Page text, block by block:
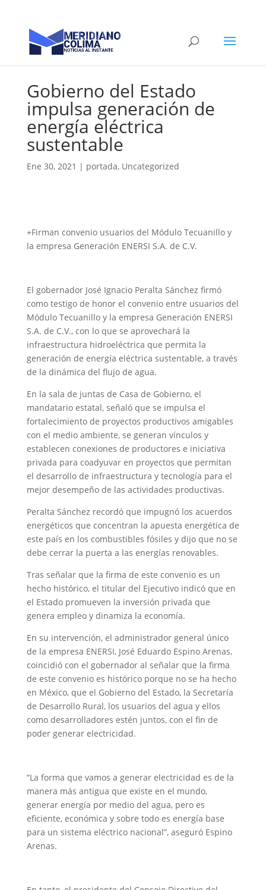
Gobierno del Estado
impulsa generación de
energía eléctrica
sustentable
Ene 30, 2021 | portada, Uncategorized
+Firman convenio usuarios del Módulo Tecuanillo y
la empresa Generación ENERSI S.A. de C.V.
El gobernador José Ignacio Peralta Sánchez firmó
como testigo de honor el convenio entre usuarios del
Módulo Tecuanillo y la empresa Generación ENERSI
S.A. de C.V., con lo que se aprovechará la
infraestructura hidroeléctrica que permita la
generación de energía eléctrica sustentable, a través
de la dinámica del flujo de agua.
En la sala de juntas de Casa de Gobierno, el
mandatario estatal, señaló que se impulsa el
fortalecimiento de proyectos productivos amigables
con el medio ambiente, se generan vínculos y
establecen conexiones de productores e iniciativa
privada para coadyuvar en proyectos que permitan
el desarrollo de infraestructura y tecnología para el
mejor desempeño de las actividades productivas.
Peralta Sánchez recordó que impugnó los acuerdos
energéticos que concentran la apuesta energética de
este país en los combustibles fósiles y dijo que no se
debe cerrar la puerta a las energías renovables.
Tras señalar que la firma de este convenio es un
hecho histórico, el titular del Ejecutivo indicó que en
el Estado promueven la inversión privada que
genera empleo y dinamiza la economía.
En su intervención, el administrador general único
de la empresa ENERSI, José Eduardo Espino Arenas,
coincidió con el gobernador al señalar que la firma
de este convenio es histórico porque no se ha hecho
en México, que el Gobierno del Estado, la Secretaría
de Desarrollo Rural, los usuarios del agua y ellos
como desarrolladores estén juntos, con el fin de
poder generar electricidad.
“La forma que vamos a generar electricidad es de la
manera más antigua que existe en el mundo,
generar energía por medio del agua, pero es
eficiente, económica y sobre todo es energía base
para un sistema eléctrico nacional”, aseguró Espino
Arenas.